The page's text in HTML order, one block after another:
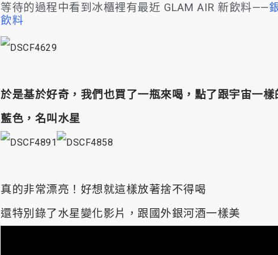
等待的過程中看到冰櫃裡有最近 GLAM AIR 新飲料——
飲料
於是基於好奇，我們也買了一瓶來喝，點了跟宇宙一樣
藍色，名叫水星
真的非常漂亮！好想就這樣放著捨不得喝
還特別錄了水星變化影片，跟國外銀河酒一樣美